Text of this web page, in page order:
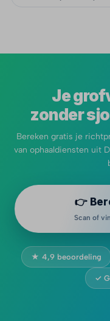
Je
zonder
Bereken gratis je
van ophaaldiensten uit
👉
Scan of
★ 4,9 beoordeling
✓